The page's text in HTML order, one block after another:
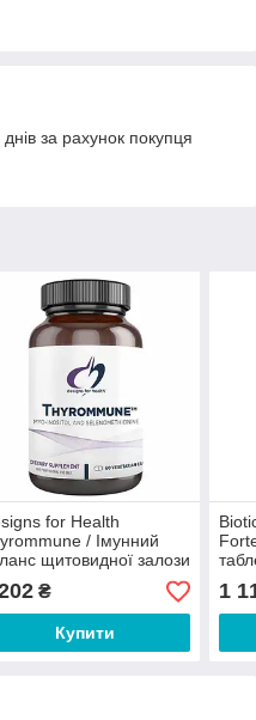
за рахунок покупця
for Health
/ Імунний
щитовидної залози
₴
Купити
1